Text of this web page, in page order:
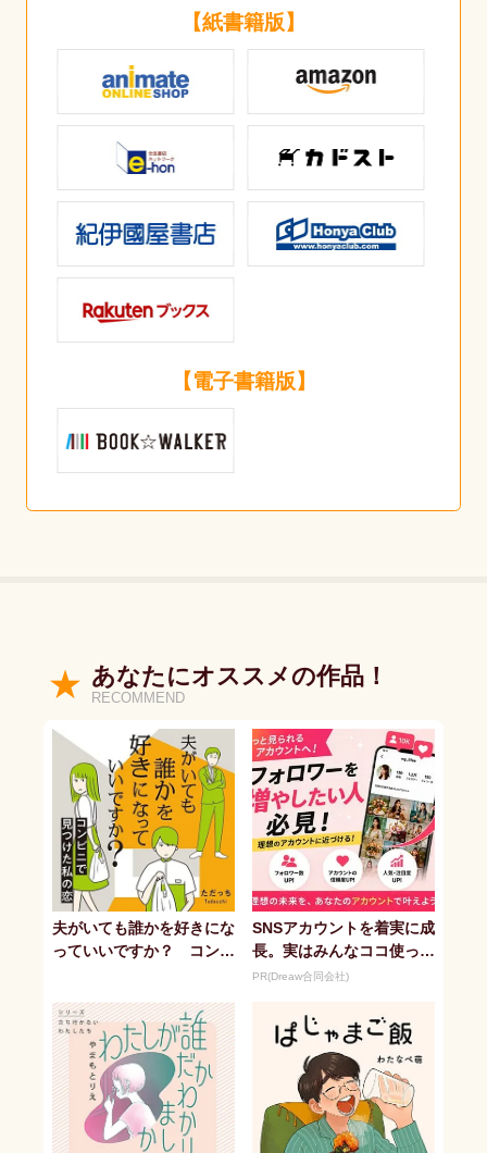
【紙書籍版】
【電子書籍版】
あなたにオススメの作品！
RECOMMEND
夫がいても誰かを好きにな
っていいですか？ コンビ
SNSアカウントを着実に成
長。実はみんなココ使って
ます。
PR(Dreaw合同会社)